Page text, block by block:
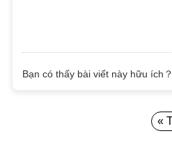
Bạn có thấy bài viết này hữu ích？
«